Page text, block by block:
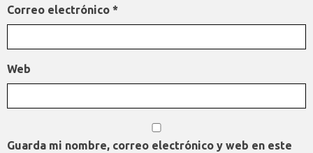
Correo electrónico *
Web
Guarda mi nombre, correo electrónico y web en este